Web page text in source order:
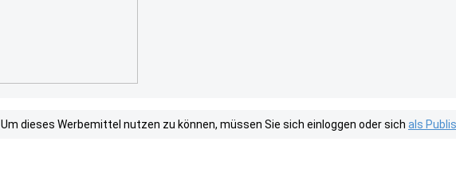
Um dieses Werbemittel nutzen zu können, müssen Sie sich einloggen oder sich als